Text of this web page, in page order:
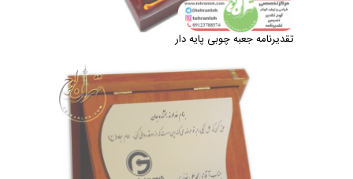
تقدیرنامه جعبه چوبی پایه دار